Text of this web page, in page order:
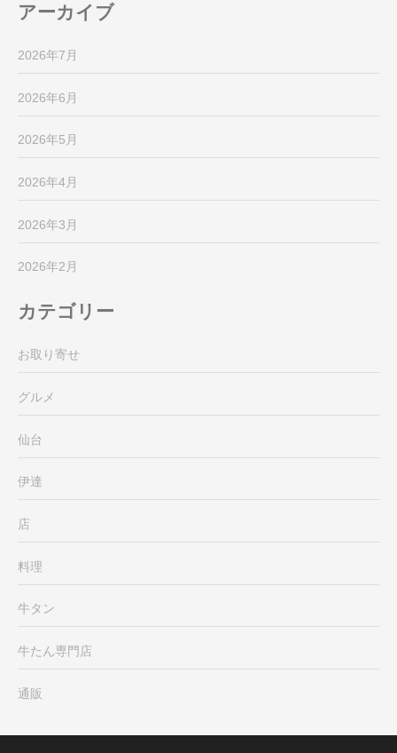
アーカイブ
2026年7月
2026年6月
2026年5月
2026年4月
2026年3月
2026年2月
カテゴリー
お取り寄せ
グルメ
仙台
伊達
店
料理
牛タン
牛たん専門店
通販